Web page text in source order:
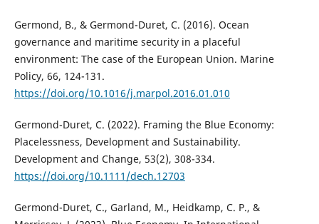
Germond, B., & Germond-Duret, C. (2016). Ocean
governance and maritime security in a placeful
environment: The case of the European Union. Marine
Policy, 66, 124-131.
https://doi.org/10.1016/j.marpol.2016.01.010
Germond-Duret, C. (2022). Framing the Blue Economy:
Placelessness, Development and Sustainability.
Development and Change, 53(2), 308-334.
https://doi.org/10.1111/dech.12703
Germond-Duret, C., Garland, M., Heidkamp, C. P., &